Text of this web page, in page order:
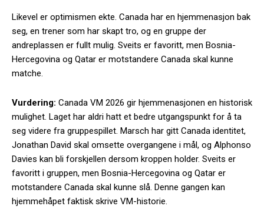
Likevel er optimismen ekte. Canada har en hjemmenasjon bak
seg, en trener som har skapt tro, og en gruppe der
andreplassen er fullt mulig. Sveits er favoritt, men Bosnia-
Hercegovina og Qatar er motstandere Canada skal kunne
matche.
Vurdering: Canada VM 2026 gir hjemmenasjonen en historisk
mulighet. Laget har aldri hatt et bedre utgangspunkt for å ta
seg videre fra gruppespillet. Marsch har gitt Canada identitet,
Jonathan David skal omsette overgangene i mål, og Alphonso
Davies kan bli forskjellen dersom kroppen holder. Sveits er
favoritt i gruppen, men Bosnia-Hercegovina og Qatar er
motstandere Canada skal kunne slå. Denne gangen kan
hjemmehåpet faktisk skrive VM-historie.